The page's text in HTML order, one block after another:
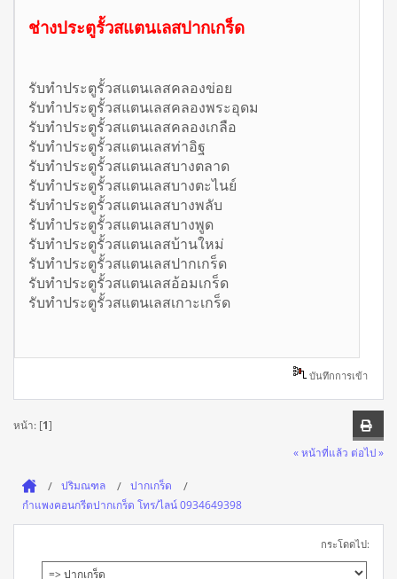
ช่างประตูรั้วสแตนเลสปากเกร็ด
รับทำประตูรั้วสแตนเลสคลองข่อย
รับทำประตูรั้วสแตนเลสคลองพระอุดม
รับทำประตูรั้วสแตนเลสคลองเกลือ
รับทำประตูรั้วสแตนเลสท่าอิฐ
รับทำประตูรั้วสแตนเลสบางตลาด
รับทำประตูรั้วสแตนเลสบางตะไนย์
รับทำประตูรั้วสแตนเลสบางพลับ
รับทำประตูรั้วสแตนเลสบางพูด
รับทำประตูรั้วสแตนเลสบ้านใหม่
รับทำประตูรั้วสแตนเลสปากเกร็ด
รับทำประตูรั้วสแตนเลสอ้อมเกร็ด
รับทำประตูรั้วสแตนเลสเกาะเกร็ด
บันทึกการเข้า
หน้า: [1]
« หน้าที่แล้ว ต่อไป »
ปริมณฑล
ปากเกร็ด
กำแพงคอนกรีตปากเกร็ด โทร/ไลน์ 0934649398
กระโดดไป: